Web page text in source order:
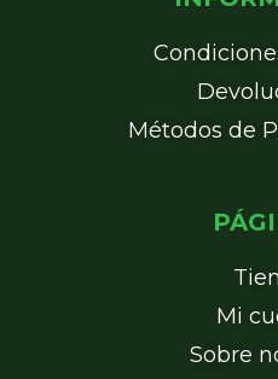
Métodos de
Mi
Sobre